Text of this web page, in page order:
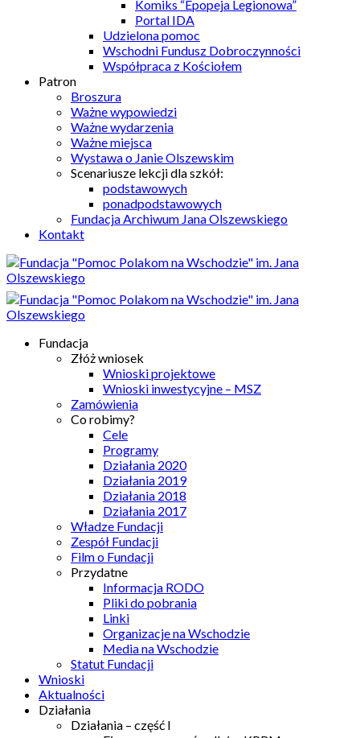
Komiks “Epopeja Legionowa”
Portal IDA
Udzielona pomoc
Wschodni Fundusz Dobroczynności
Współpraca z Kościołem
Patron
Broszura
Ważne wypowiedzi
Ważne wydarzenia
Ważne miejsca
Wystawa o Janie Olszewskim
Scenariusze lekcji dla szkół:
podstawowych
ponadpodstawowych
Fundacja Archiwum Jana Olszewskiego
Kontakt
Fundacja
Złóż wniosek
Wnioski projektowe
Wnioski inwestycyjne – MSZ
Zamówienia
Co robimy?
Cele
Programy
Działania 2020
Działania 2019
Działania 2018
Działania 2017
Władze Fundacji
Zespół Fundacji
Film o Fundacji
Przydatne
Informacja RODO
Pliki do pobrania
Linki
Organizacje na Wschodzie
Media na Wschodzie
Statut Fundacji
Wnioski
Aktualności
Działania
Działania – część I